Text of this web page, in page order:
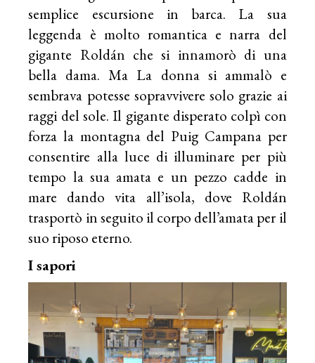
semplice escursione in barca. La sua
leggenda è molto romantica e narra del
gigante Roldán che si innamorò di una
bella dama. Ma La donna si ammalò e
sembrava potesse sopravvivere solo grazie ai
raggi del sole. Il gigante disperato colpì con
forza la montagna del Puig Campana per
consentire alla luce di illuminare per più
tempo la sua amata e un pezzo cadde in
mare dando vita all’isola, dove Roldán
trasportò in seguito il corpo dell’amata per il
suo riposo eterno.
I sapori